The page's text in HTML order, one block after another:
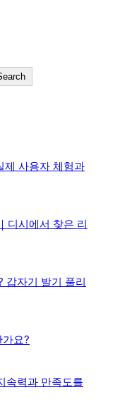
제 사용자 체험과
디시에서 찾은 리
갑자기 발기 풀리
요?
속력과 만족도를